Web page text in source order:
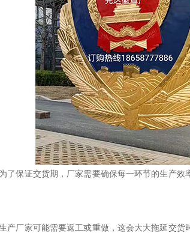
了保证交货期，厂家需要确保每一环节的生产
产厂家可能需要返工或重做，这会大大拖延交